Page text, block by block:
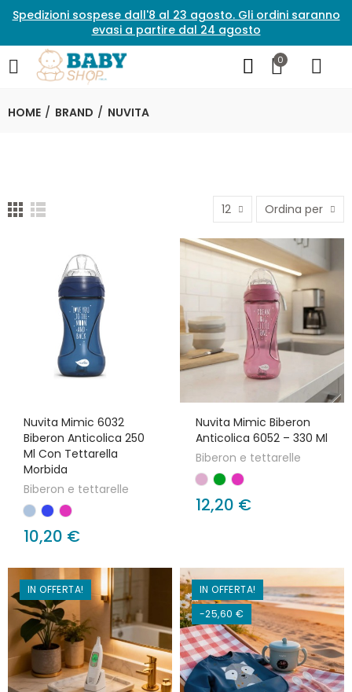
Spedizioni sospese dall'8 al 23 agosto. Gli ordini saranno
evasi a partire dal 24 agosto
0
HOME BRAND NUVITA
12 Ordina per
Nuvita Mimic 6032
Biberon Anticolica 250
Ml Con Tettarella
Morbida
Biberon e tettarelle
10,20 €
Nuvita Mimic Biberon
Anticolica 6052 – 330 Ml
Biberon e tettarelle
12,20 €
IN OFFERTA!
IN OFFERTA!
-25,60 €